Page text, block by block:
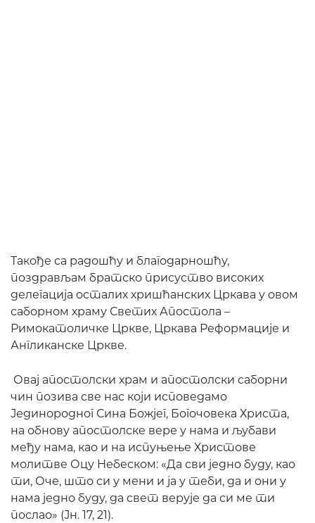
Такође са радошћу и благодарношћу,
поздрављам братско присуство високих
делегација осталих хришћанских Цркава у овом
саборном храму Светих Апостола –
Римокатоличке Цркве, Цркава Реформације и
Англиканске Цркве.
Овај апостолски храм и апостолски саборни
чин позива све нас који исповедамо
Јединородног Сина Божјег, Богочовека Христа,
на обнову апостолске вере у нама и љубави
међу нама, као и на испуњење Христове
молитве Оцу Небеском: «Да сви једно буду, као
ти, Оче, што си у мени и ја у теби, да и они у
нама једно буду, да свет верује да си ме ти
послао» (Јн. 17, 21).